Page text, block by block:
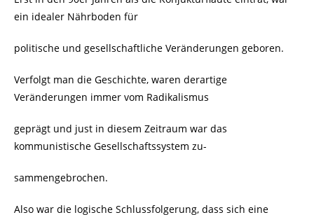
ein idealer Nährboden für
politische und gesellschaftliche Veränderungen geboren.
Verfolgt man die Geschichte, waren derartige
Veränderungen immer vom Radikalismus
geprägt und just in diesem Zeitraum war das
kommunistische Gesellschaftssystem zu-
sammengebrochen.
Also war die logische Schlussfolgerung, dass sich eine